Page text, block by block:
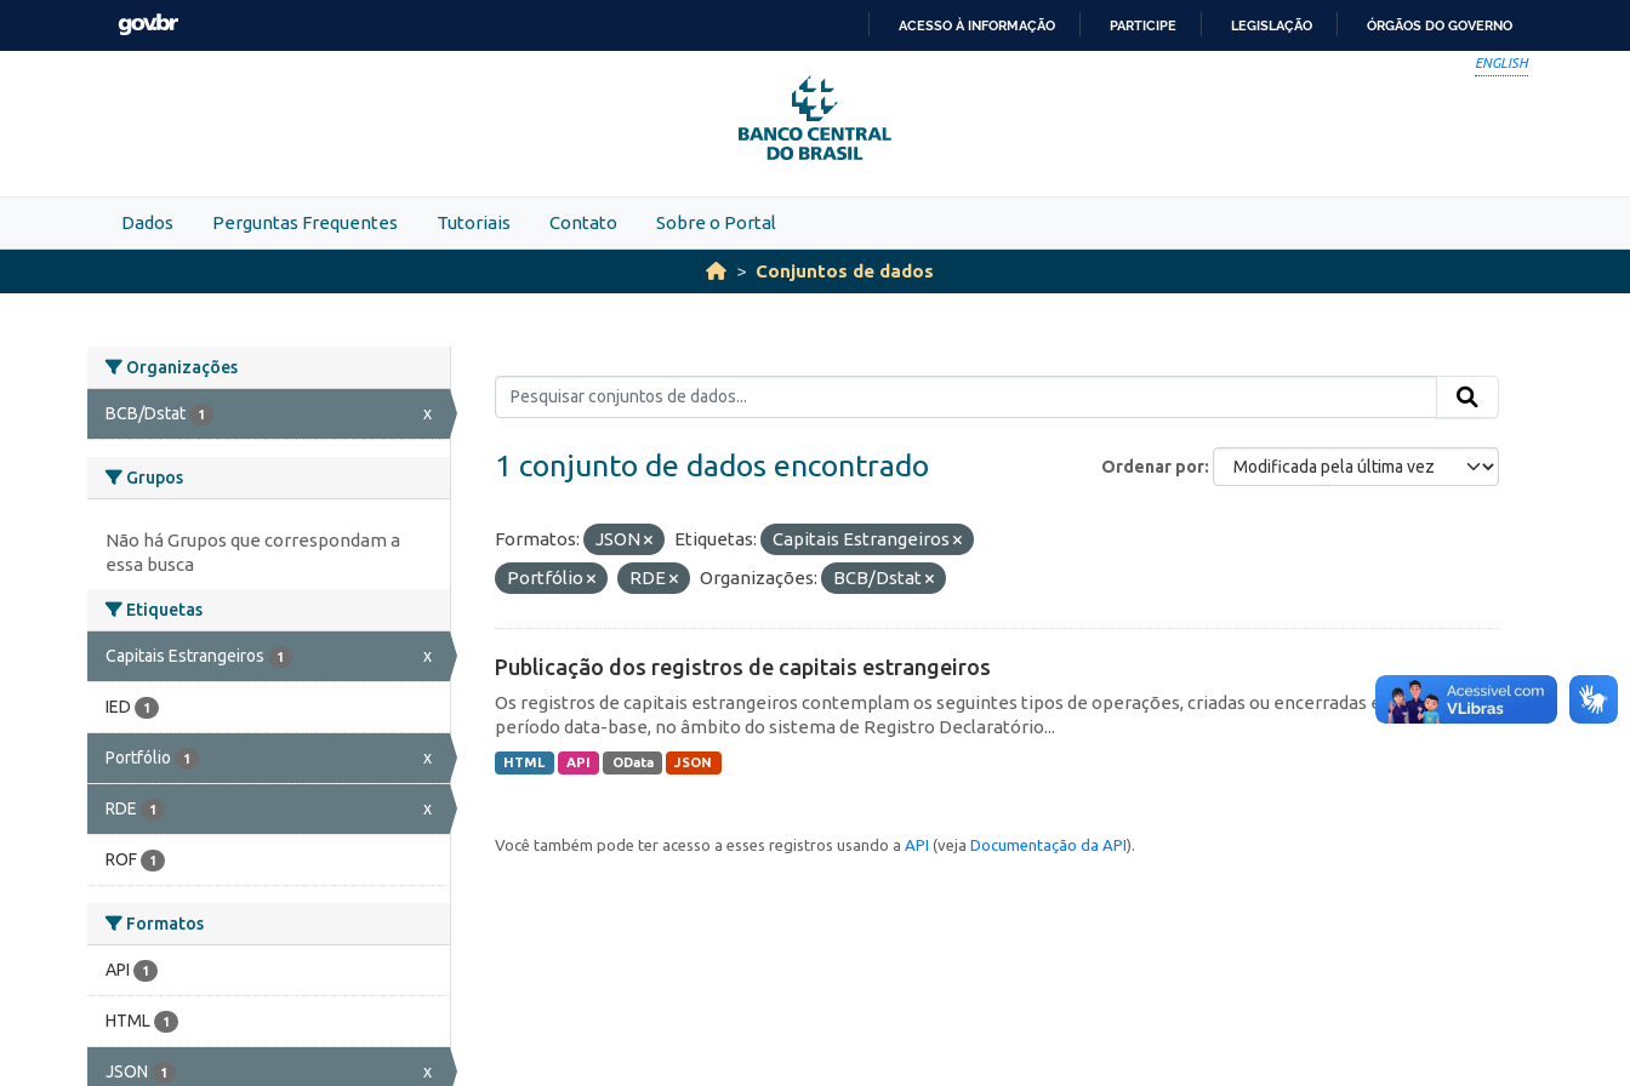
Skip to main content
PARA
O
CONTEÚDO
ACESSO À INFORMAÇÃO PARTICIPE LEGISLAÇÃO ÓRGÃOS DO GOVERNO
ENGLISH
Dados Perguntas Frequentes Tutoriais Contato Sobre o Portal
Conjuntos de dados
Organizações
BCB/Dstat 1 x
Grupos
Não há Grupos que correspondam a
essa busca
Etiquetas
Capitais Estrangeiros 1 x
IED 1
Portfólio 1 x
RDE 1 x
ROF 1
Formatos
API 1
HTML 1
JSON 1 x
Ordenar por
1 conjunto de dados encontrado
Formatos: JSON Etiquetas:
Capitais Estrangeiros
Portfólio
RDE Organizações: BCB/Dstat
Publicação dos registros de capitais estrangeiros
Os registros de capitais estrangeiros contemplam os seguintes tipos de operações, criadas ou encerradas em cada
período data-base, no âmbito do sistema de Registro Declaratório...
HTML API OData JSON
Você também pode ter acesso a esses registros usando a API (veja Documentação da API).